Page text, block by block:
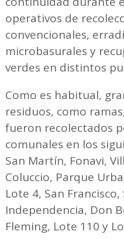
operativos de
convencionales,
microbasurales y
verdes en distintos
Como es habitual,
residuos, como
fueron recolectados
comunales en los
San Martín, Fonavi,
Coluccio, Parque
Lote 4, San
Independencia, Don
Fleming, Lote 110 y